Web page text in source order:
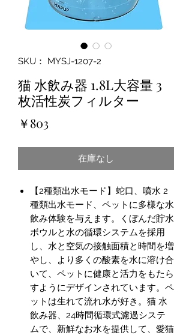
SKU： MYSJ-1207-2
猫 水飲み器 1.8L大容量 3
枚活性炭フィルター
￥803
在庫なし
【2種類出水モード】蛇口、噴水 2
種類出水モード、ペットに多様な水
飲み体験を与えます。くぼんだ貯水
ボウルと水の循環システムを採用
し、水と空気の接触面積と時間を増
やし、より多くの酸素を水に溶け合
いて、ペットに健康と活力をもたら
すようにデザインされています。ペ
ットは生れて流れ水が好き。猫 水
飲み器、24時間循環式濾過システ
ムで、新鮮なお水を提供して、愛猫